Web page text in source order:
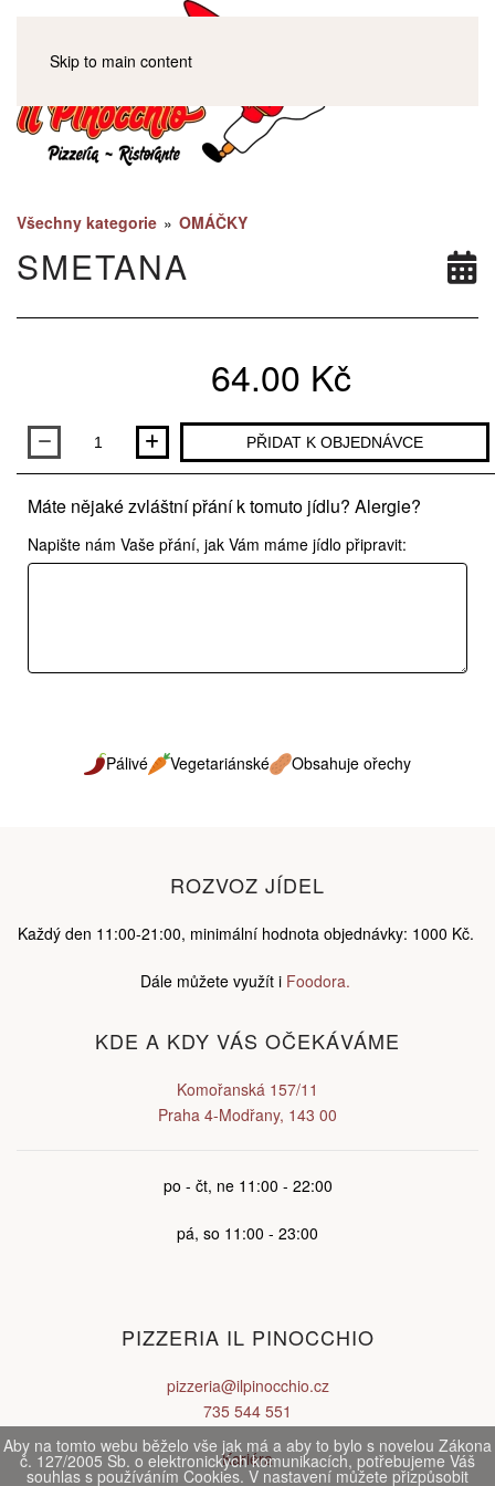
Skip to main content
Všechny kategorie » OMÁČKY
SMETANA
64.00 Kč
Množství PŘIDAT K OBJEDNÁVCE
Máte nějaké zvláštní přání k tomuto jídlu? Alergie?
Napište nám Vaše přání, jak Vám máme jídlo připravit:
Pálivé Vegetariánské Obsahuje ořechy
KDE A KDY VÁS OČEKÁVÁME
Komořanská 157/11
Praha 4-Modřany, 143 00
po - čt, ne 11:00 - 22:00
pá, so 11:00 - 23:00
ROZVOZ JÍDEL
Každý den 11:00-21:00, minimální hodnota objednávky: 1000 Kč.
Dále můžete využít i Foodora.
PIZZERIA IL PINOCCHIO
pizzeria@ilpinocchio.cz
735 544 551
Kariéra
Aby na tomto webu běželo vše jak má a aby to bylo s novelou Zákona
č. 127/2005 Sb. o elektronických komunikacích, potřebujeme Váš
souhlas s používáním Cookies. V nastavení můžete přizpůsobit